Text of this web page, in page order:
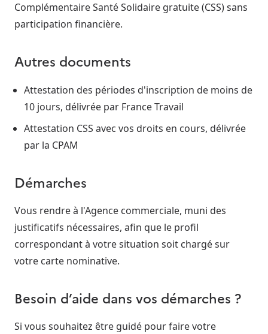
Complémentaire Santé Solidaire gratuite (CSS) sans
participation financière.
Autres documents
Attestation des périodes d'inscription de moins de
10 jours, délivrée par France Travail
Attestation CSS avec vos droits en cours, délivrée
par la CPAM
Démarches
Vous rendre à l'Agence commerciale, muni des
justificatifs nécessaires, afin que le profil
correspondant à votre situation soit chargé sur
votre carte nominative.
Besoin d’aide dans vos démarches ?
Si vous souhaitez être guidé pour faire votre